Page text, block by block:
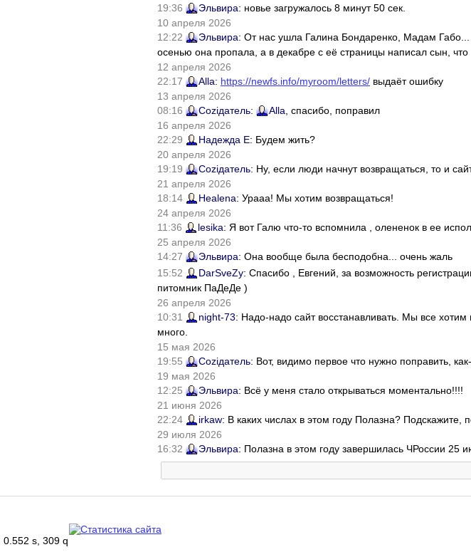
19:36
Эльвира: новье загружалось 8 минут 50 сек.
10 апреля 2026
12:22
Эльвира: От нас ушла Галина Бондаренко, Мадам
осенью она пропала, а в декабре с её страницы написал сын,
12 апреля 2026
22:17
Alla: https://newfs.info/myroom/letters/ выдаёт ошибку
13 апреля 2026
08:16
Соziдатель: Alla , спасибо, поправил
16 апреля 2026
22:29
Надежда Е: Будем жить?
20 апреля 2026
19:19
Соziдатель: Ну, если люди начнут возвращаться, то и
21 апреля 2026
18:14
Healena: Урааа! Мы хотим возвращаться!
24 апреля 2026
11:36
lesika: Я вот Галю что-то вспомнила , олененок в ее
25 апреля 2026
14:27
Эльвира: Она вообще была бесподобна... очень жаль
15:52
DarSveZy: Спасибо , Евгений, за возможность
питомник ПаДеДе )
26 апреля 2026
10:31
night-73: Надо-надо сайт восстанавливать. Мы все
много.
15 мая 2026
19:55
Соziдатель: Вот, видимо первое что нужно поправить,
19 мая 2026
12:25
Эльвира: Всё у меня стало открываться моментально!!!!
21 июня 2026
22:24
irkaw: В каких числах в этом году Полазна? Подскажите,
29 июля 2026
16:32
Эльвира: Полазна в этом году завершилась ЧРоссии 25
0.552 s, 309 q